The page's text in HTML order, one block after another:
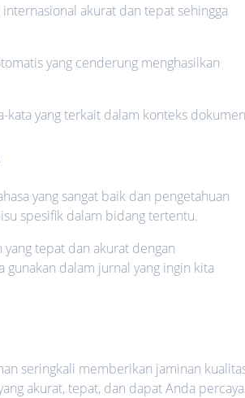
akurat dan tepat sehingga
yang cenderung menghasilkan
yang terkait dalam konteks
yang sangat baik dan pengetahuan
spesifik dalam bidang tertentu.
tepat dan akurat dengan
dalam jurnal yang ingin kita
seringkali memberikan jaminan
akurat, tepat, dan dapat Anda